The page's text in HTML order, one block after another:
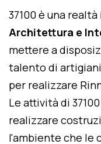
37100 è una
Architettura e
mettere a
talento di
per realizzare
Le attività di
realizzare
l'ambiente che le